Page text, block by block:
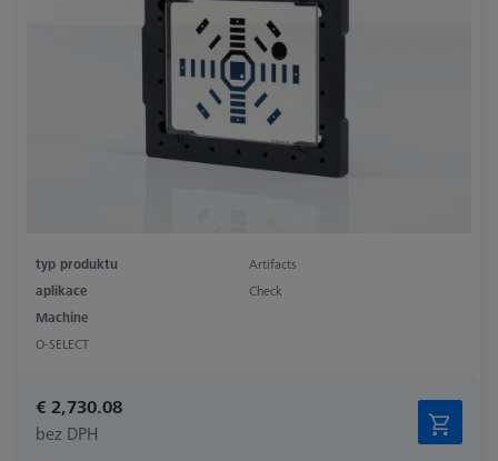
typ produktu
Artifacts
aplikace
Check
Machine
O-SELECT
€ 2,730.08
bez DPH